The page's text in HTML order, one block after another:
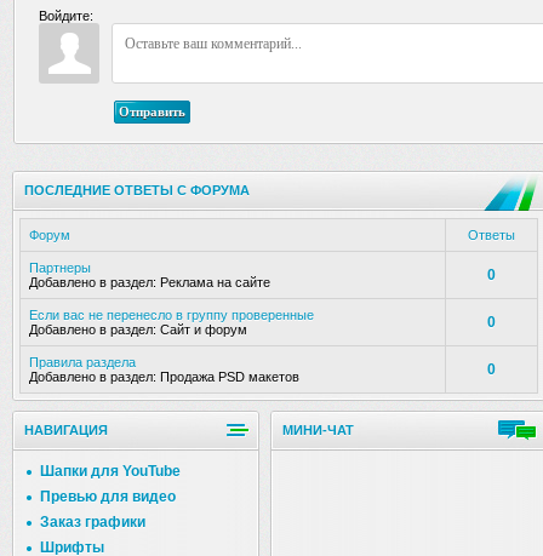
Войдите:
Отправить
ПОСЛЕДНИЕ ОТВЕТЫ С ФОРУМА
Форум Ответы
Партнеры
Добавлено в раздел: Реклама на сайте 0
Если вас не перенесло в группу проверенные
Добавлено в раздел: Сайт и форум 0
Правила раздела
Добавлено в раздел: Продажа PSD макетов 0
НАВИГАЦИЯ
Шапки для YouTube
Превью для видео
Заказ графики
Шрифты
МИНИ-ЧАТ